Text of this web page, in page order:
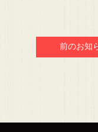
前のお知